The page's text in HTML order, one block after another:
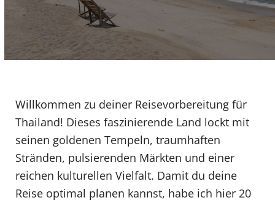
Willkommen zu deiner Reisevorbereitung für
Thailand! Dieses faszinierende Land lockt mit
seinen goldenen Tempeln, traumhaften
Stränden, pulsierenden Märkten und einer
reichen kulturellen Vielfalt. Damit du deine
Reise optimal planen kannst, habe ich hier 20